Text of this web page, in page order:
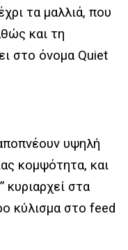
τα μαλλιά, που
και τη
στο όνομα Quiet
υψηλή
κομψότητα, και
κυριαρχεί στα
κύλισμα στο feed